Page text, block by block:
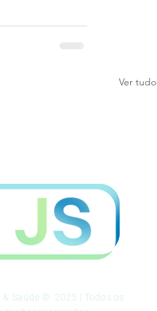
Ver tudo
Saúde © 2025 | Todos os